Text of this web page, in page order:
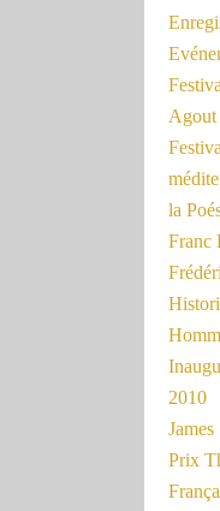
Agout
la
Franc
2010
Prix